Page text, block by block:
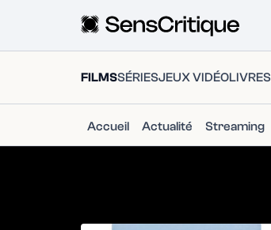
FILMSSÉRIESJEUX VIDÉOLIVRES
Accueil Actualité Streaming